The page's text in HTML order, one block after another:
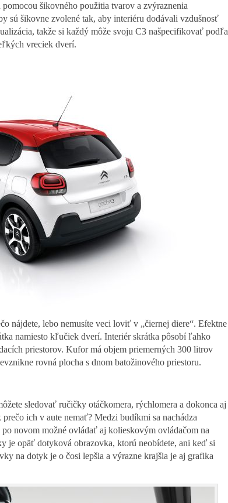
šikovného použitia tvarov a zvýraznenia
sú šikovne zvolené tak, aby interiéru dodávali vzdušnosť
takže si každý môže svoju C3 našpecifikovať podľa
vreciek dverí.
nájdete, lebo nemusíte veci loviť v „čiernej diere“. Efektne
namiesto kľučiek dverí. Interiér skrátka pôsobí ľahko
priestorov. Kufor má objem priemerných 300 litrov
rovná plocha s dnom batožinového priestoru.
sledovať ručičky otáčkomera, rýchlomera a dokonca aj
ich v aute nemať? Medzi budíkmi sa nachádza
novom možné ovládať aj kolieskovým ovládačom na
je opäť dotyková obrazovka, ktorú neobídete, ani keď si
na dotyk je o čosi lepšia a výrazne krajšia je aj grafika